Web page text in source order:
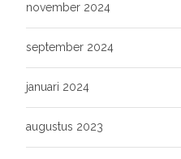
november 2024
september 2024
januari 2024
augustus 2023